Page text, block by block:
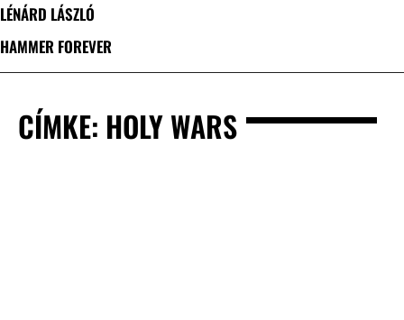
LÉNÁRD LÁSZLÓ
HAMMER FOREVER
CÍMKE: HOLY WARS